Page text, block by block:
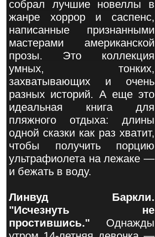
собрал лучшие новеллы в
жанре хоррор и саспенс,
написанные признанными
мастерами американской
прозы. Это коллекция
умных, тонких,
захватывающих и очень
разных историй. А еще это
идеальная книга для
пляжного отдыха: длины
одной сказки как раз хватит,
чтобы получить порцию
ультрафиолета на лежаке —
и бежать в воду.
Линвуд Баркли.
"Исчезнуть не
простившись." Однажды